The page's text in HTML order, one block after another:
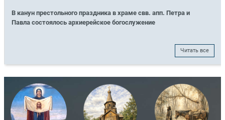
В канун престольного праздника в храме свв. апп. Петра и
Павла состоялось архиерейское богослужение
Читать все